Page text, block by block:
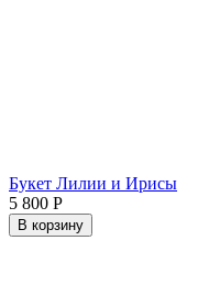
Букет Лилии и Ирисы
5 800 Р
В корзину